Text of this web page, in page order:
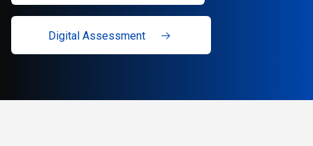
Digital Assessment